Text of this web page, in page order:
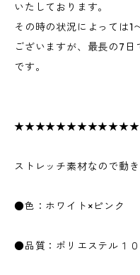
いたしております。
その時の状況によっては1
ございますが、最長の7
です。
ストレッチ素材なので動
●色：ホワイト×ピンク
●品質：ポリエステル１